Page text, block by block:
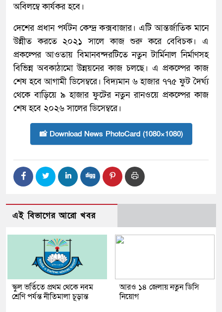
অবিলম্বে কার্যকর হবে।
দেশের প্রধান পর্যটন কেন্দ্র কক্সবাজার। এটি আন্তর্জাতিক মানে
উন্নীত করতে ২০২১ সালে কাজ শুরু করে বেবিচক। এ
প্রকল্পের আওতায় বিমানবন্দরটিতে নতুন টার্মিনাল নির্মাণসহ
বিভিন্ন অবকাঠামো উন্নয়নের কাজ চলছে। এ প্রকল্পের কাজ
শেষ হবে আগামী ডিসেম্বরে। বিদ্যমান ৬ হাজার ৭৭৫ ফুট দৈর্ঘ্য
থেকে বাড়িয়ে ৯ হাজার ফুটের নতুন রানওয়ে প্রকল্পের কাজ
শেষ হবে ২০২৬ সালের ডিসেম্বরে।
📸 Download News PhotoCard (1080×1080)
এই বিভাগের আরো খবর
স্কুল ভর্তিতে প্রথম থেকে নবম
শ্রেণি পর্যন্ত নীতিমালা চূড়ান্ত
আরও ১৪ জেলায় নতুন ডিসি
নিয়োগ